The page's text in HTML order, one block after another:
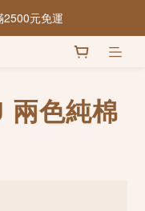
元免運
色純棉